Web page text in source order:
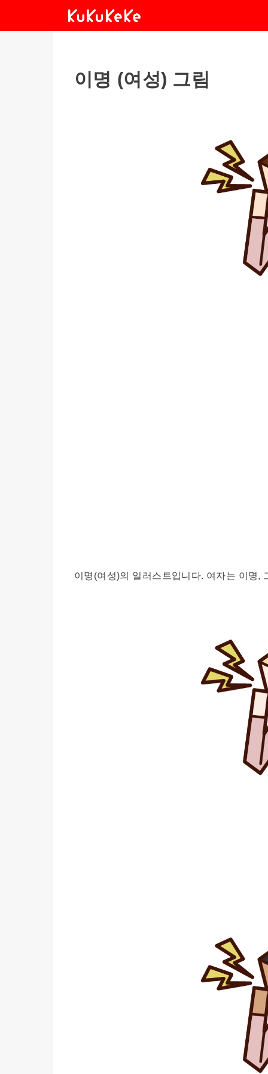
이명 (여성) 그림
이명(여성)의 일러스트입니다. 여자는 이명,